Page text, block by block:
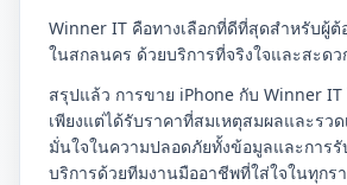
Winner IT คือทางเลือกที่ดีที่สุดสำหรับผู้ต้
ในสกลนคร ด้วยบริการที่จริงใจและสะดว
สรุปแล้ว การขาย iPhone กับ Winner
เพียงแต่ได้รับราคาที่สมเหตุสมผลและรว
มั่นใจในความปลอดภัยทั้งข้อมูลและการรั
บริการด้วยทีมงานมืออาชีพที่ใส่ใจในทุกร